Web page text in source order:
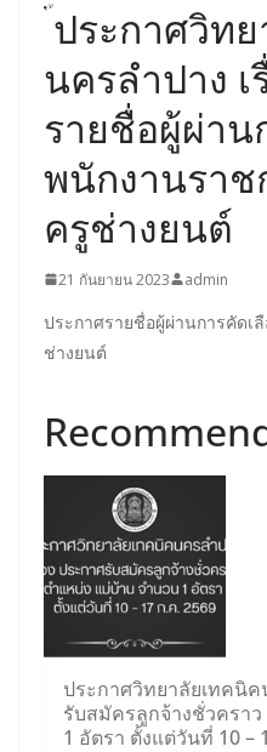
ประกาศวิท
นครลำปาง เ
รายชื่อผู้ผ่าน
พนักงานรา
ครูช่างยนต์
21 กันยายน 2023 admin
ประกาศรายชื่อผู้ผ่านการคัดเ
ช่างยนต์
ประกาศวิทยาลัยเทคนิค
รับสมัครลูกจ้างชั่วครา
1 อัตรา ตั้งแต่วันที่ 10 –